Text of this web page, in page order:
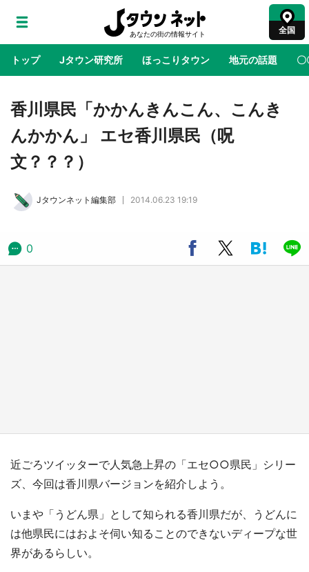
全国
トップ Jタウン研究所 ほっこりタウン 地元の話題 〇
地域×二次元 絶景 あの時はありがとう 物語がはじ
の「猫猫像」も【8／1～10／26】
香川県民「かかんきんこん、こんき
んかかん」 エセ香川県民（呪
文？？？）
Jタウンネット編集部 2014.06.23 19:19
0
近ごろツイッターで人気急上昇の「エセ○○県民」シリー
ズ、今回は香川県バージョンを紹介しよう。
いまや「うどん県」として知られる香川県だが、うどんに
は他県民にはおよそ伺い知ることのできないディープな世
界があるらしい。